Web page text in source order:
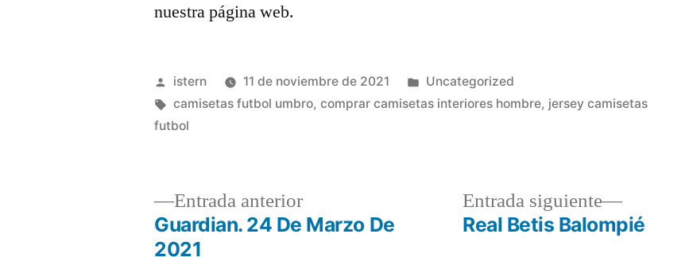
nuestra página web.
Publicado
por
istern 11 de noviembre de 2021
Publicado
en
Uncategorized
Etiquetas:
camisetas futbol umbro,comprar camisetas interiores hombre, jersey camisetas
futbol
Entrada anteriorEntrada
anterior:
Guardian. 24 De Marzo De
2021
Entrada siguiente
Entrada
siguiente:
Real Betis Balompié